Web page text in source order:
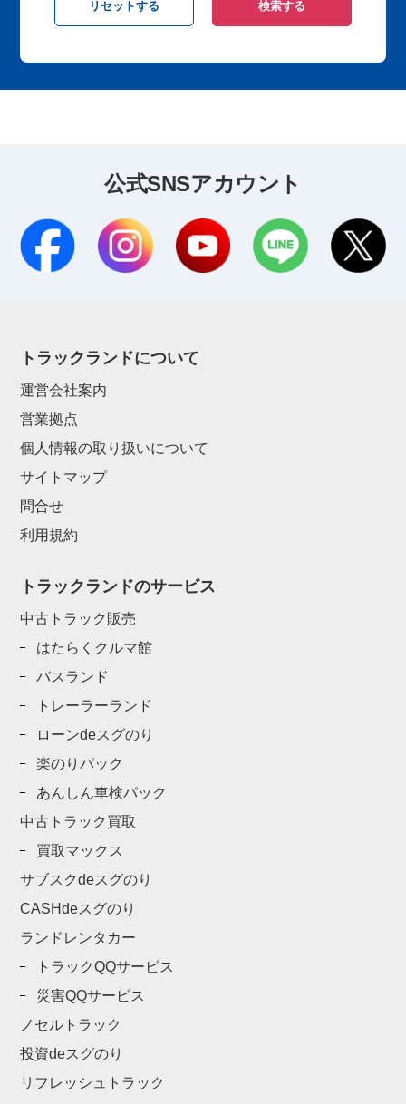
公式SNSアカウント
トラックランドについて
運営会社案内
営業拠点
個人情報の取り扱いについて
サイトマップ
問合せ
利用規約
トラックランドのサービス
中古トラック販売
はたらくクルマ館
バスランド
トレーラーランド
ローンdeスグのり
楽のりパック
あんしん車検パック
中古トラック買取
買取マックス
サブスクdeスグのり
CASHdeスグのり
ランドレンタカー
トラックQQサービス
災害QQサービス
ノセルトラック
投資deスグのり
リフレッシュトラック